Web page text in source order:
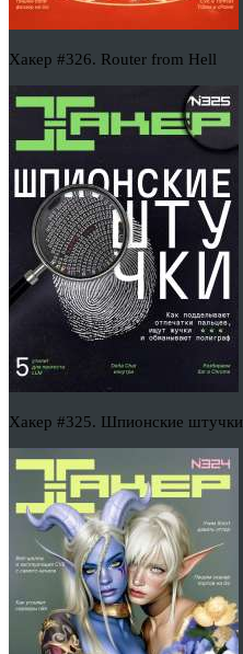
Хакер #326. Router from Hell
Хакер #325. Шпионские штучки